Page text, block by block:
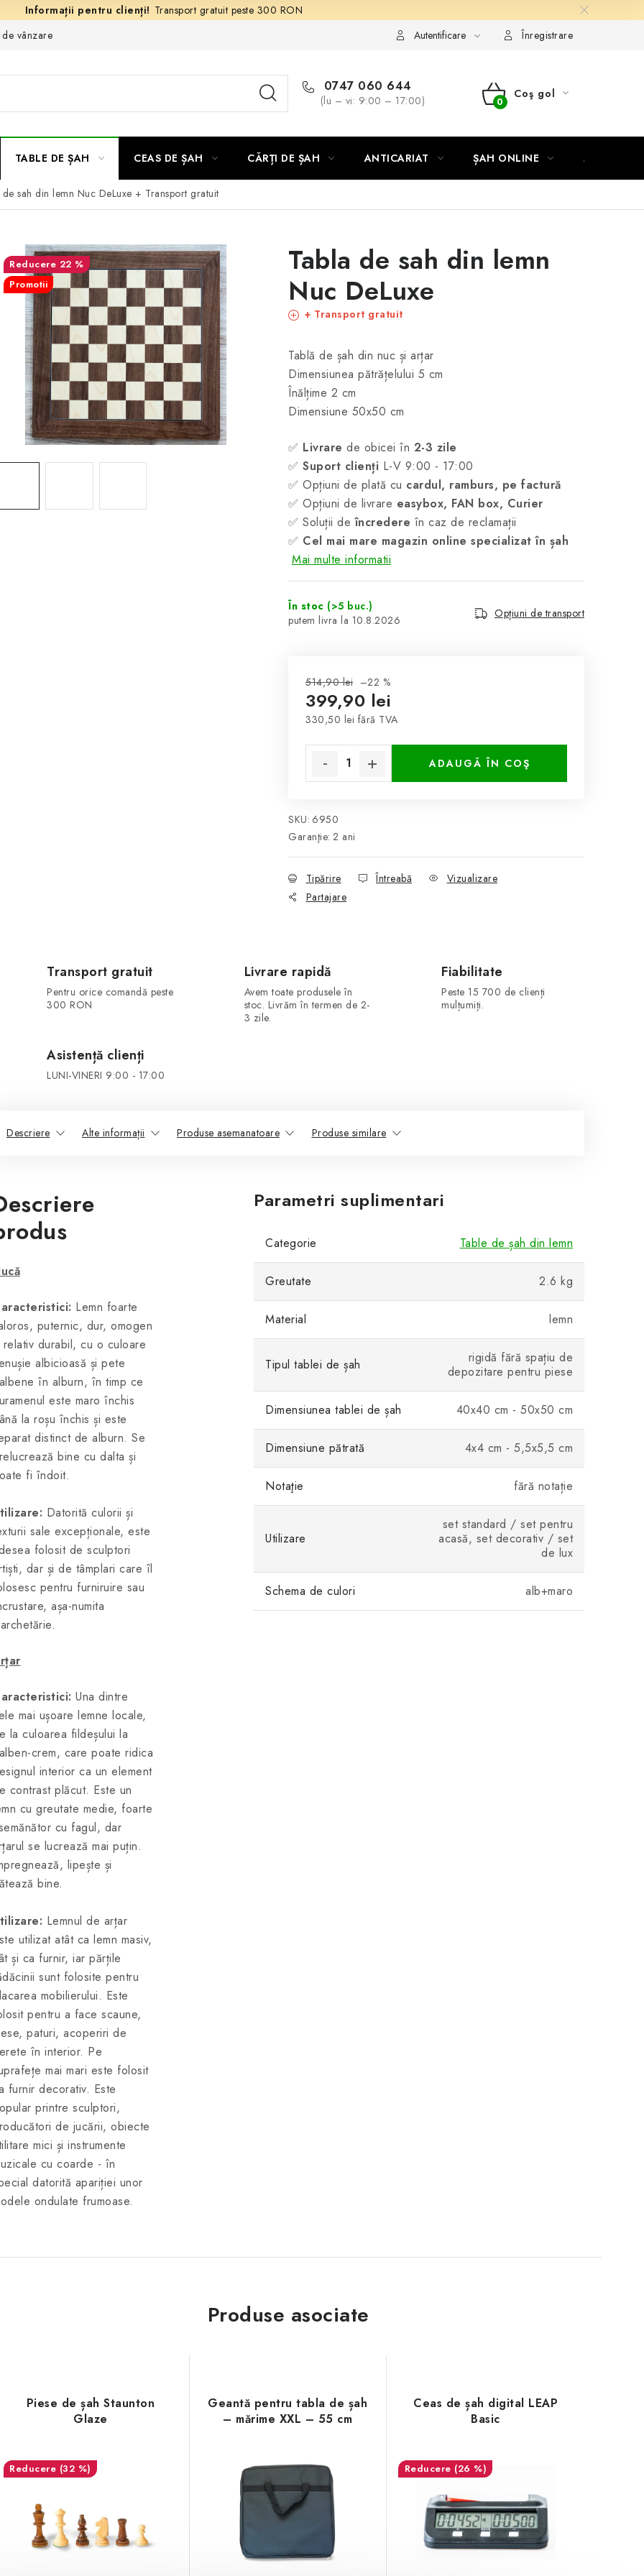
Transport gratuit peste 300 RON
vânzare Autentificare Înregistrare
0747 060 644
(lu – vi: 9:00 – 17:00)
COŞ
CUMPĂRĂTURI
Coş gol
TABLE DE ȘAH CEAS DE ȘAH CĂRȚI DE ȘAH ANTICARIAT ȘAH ONLINE MERCH
de sah din lemn Nuc DeLuxe + Transport gratuit
Tabla de sah din lemn
Nuc DeLuxe
+ Transport gratuit
Tablă de șah din nuc și arțar
Dimensiunea pătrățelului 5 cm
Înălțime 2 cm
Dimensiune 50x50 cm
✅ Livrare de obicei în 2-3 zile
✅ Suport clienți L-V 9:00 - 17:00
✅ Opțiuni de plată cu cardul, ramburs, pe factură
✅ Opțiuni de livrare easybox, FAN box, Curier
✅ Soluții deîncredere în caz de reclamații
✅ Cel mai mare magazin online specializat în șah
Mai multe informatii
În stoc (>5 buc.)
10.8.2026
Opțiuni de transport
514,90 lei –22 %
399,90 lei
330,50 lei fără TVA
ADAUGĂ ÎN COŞ
SKU: 6950
Garanţie: 2 ani
Tipărire Întreabă
Vizualizare
Partajare
22 %
Promotii
Transport gratuit
Pentru orice comandă peste
300 RON
Livrare rapidă
Avem toate produsele în
stoc. Livrăm în termen de 2-
3 zile.
Fiabilitate
Peste 15 700 de clienți
mulțumiți.
Asistență clienți
LUNI-VINERI 9:00 - 17:00
Descriere Alte informații Produse asemanatoare Produse similare
Lemn foarte
puternic, dur, omogen
relativ durabil, cu o culoare
albicioasă și pete
în alburn, în timp ce
este maro închis
la roșu închis și este
distinct de alburn. Se
bine cu dalta și
fi îndoit.
Datorită culorii și
sale excepționale, este
folosit de sculptori
dar și de tâmplari care îl
pentru furniruire sau
așa-numita
Una dintre
mai ușoare lemne locale,
la culoarea fildeșului la
crem, care poate ridica
interior ca un element
contrast plăcut. Este un
cu greutate medie, foarte
cu fagul, dar
se lucrează mai puțin.
lipește și
bine.
Lemnul de arțar
utilizat atât ca lemn masiv,
și ca furnir, iar părțile
sunt folosite pentru
mobilierului. Este
pentru a face scaune,
paturi, acoperiri de
în interior. Pe
mai mari este folosit
furnir decorativ. Este
printre sculptori,
de jucării, obiecte
mici și instrumente
cu coarde - în
datorită apariției unor
ondulate frumoase.
Parametri suplimentari
Categorie Table de șah din lemn
Greutate 2.6 kg
Material lemn
Tipul tablei de șah
rigidă fără spațiu de
depozitare pentru piese
Dimensiunea tablei de șah 40x40 cm - 50x50 cm
Dimensiune pătrată 4x4 cm - 5,5x5,5 cm
Notaţie fără notație
Utilizare
set standard / set pentru
acasă, set decorativ / set
de lux
Schema de culori alb+maro
Produse asociate
Piese de șah Staunton
Glaze
(32 %)
Geantă pentru tabla de șah
– mărime XXL – 55 cm
Ceas de șah digital LEAP
Basic
(26 %)